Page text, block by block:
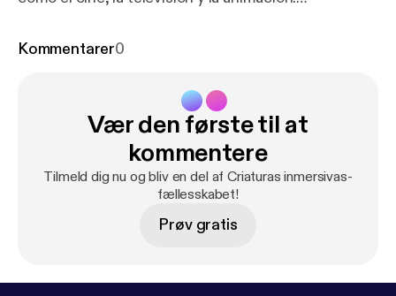
#videojuegos #Unreal Engine #cine #mandalorian
versión escrita, suscríbete en evadominguez.com
Kommentarer0
Vær den første til at
kommentere
Tilmeld dig nu og bliv en del af Criaturas inmersivas-
fællesskabet!
Prøv gratis